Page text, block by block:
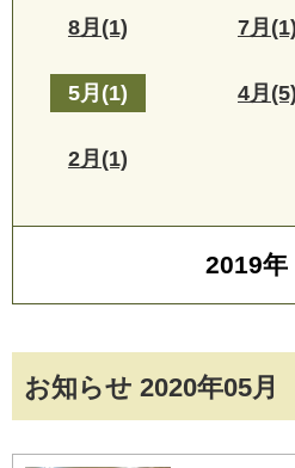
お知らせ 2020年05月
8月(1) 7月(1)
5月(1) 4月(5)
2月(1)
2019年